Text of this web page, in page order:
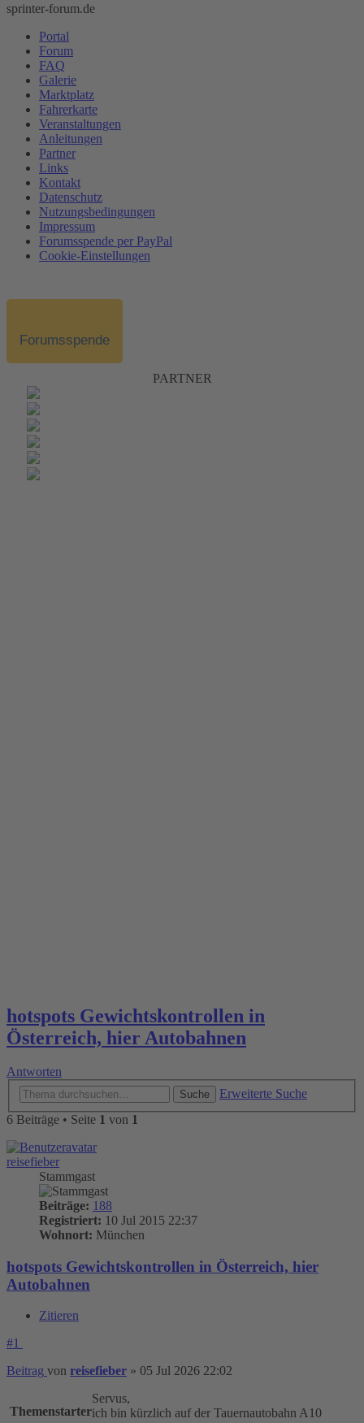
sprinter-forum.de
Portal
Forum
FAQ
Galerie
Marktplatz
Fahrerkarte
Veranstaltungen
Anleitungen
Partner
Links
Kontakt
Datenschutz
Nutzungsbedingungen
Impressum
Forumsspende per PayPal
Cookie-Einstellungen
Forumsspende
PARTNER
hotspots Gewichtskontrollen in
Österreich, hier Autobahnen
Antworten
Suche
Erweiterte Suche
6 Beiträge • Seite 1 von 1
reisefieber
Stammgast
Beiträge: 188
Registriert: 10 Jul 2015 22:37
Wohnort: München
hotspots Gewichtskontrollen in Österreich, hier
Autobahnen
Zitieren
#1
Beitrag von reisefieber » 05 Jul 2026 22:02
Themenstarter
Servus,
ich bin kürzlich auf der Tauernautobahn A10